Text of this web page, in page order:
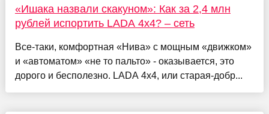
«Ишака назвали скакуном»: Как за 2,4 млн
рублей испортить LADA 4x4? – сеть
Все-таки, комфортная «Нива» с мощным «движком»
и «автоматом» «не то пальто» - оказывается, это
дорого и бесполезно. LADA 4x4, или старая-добр...